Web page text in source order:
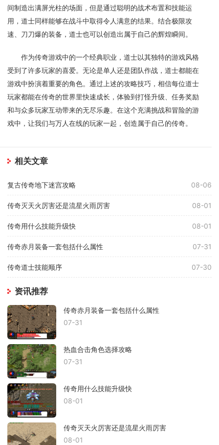
间制造出满屏光柱的场面，但是通过聪明的战术布置和技能运
用，道士同样能够在战斗中取得令人满意的结果。结合极限攻
速、刀刀爆的装备，道士也可以创造出属于自己的辉煌瞬间。
作为传奇游戏中的一个经典职业，道士以其独特的游戏风格
受到了许多玩家的喜爱。无论是单人还是团队作战，道士都能在
游戏中扮演着重要的角色。通过上述的攻略技巧，相信每位道士
玩家都能在传奇的世界里快速成长，体验到打怪升级、任务奖励
和与众多玩家互动带来的无尽乐趣。在这个充满挑战和冒险的游
戏中，让我们与万人在线的玩家一起，创造属于自己的传奇。
相关文章
复古传奇地下迷宫攻略 08-06
传奇灭天火厉害还是流星火雨厉害 08-01
传奇用什么技能升级快 08-01
传奇赤月装备一套包括什么属性 07-31
传奇道士技能顺序 07-30
资讯推荐
传奇赤月装备一套包括什么属性
07-31
热血合击角色选择攻略
07-31
传奇用什么技能升级快
08-01
传奇灭天火厉害还是流星火雨厉害
08-01